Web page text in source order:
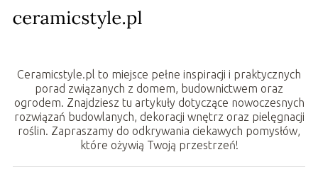
Ceramicstyle.pl to miejsce pełne inspiracji i praktycznych
porad związanych z domem, budownictwem oraz
ogrodem. Znajdziesz tu artykuły dotyczące nowoczesnych
rozwiązań budowlanych, dekoracji wnętrz oraz pielęgnacji
roślin. Zapraszamy do odkrywania ciekawych pomysłów,
które ożywią Twoją przestrzeń!